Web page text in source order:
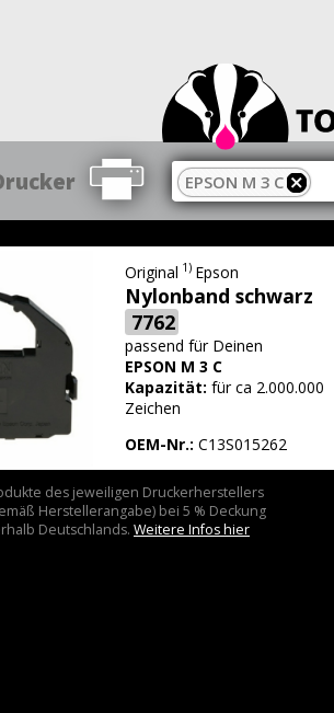
EPSON M 3 C
Original 1) Epson
Nylonband schwarz
7762
passend für Deinen
EPSON M 3 C
Kapazität: für ca 2.000.000
Zeichen
OEM-Nr.: C13S015262
des jeweiligen Druckerherstellers
Herstellerangabe) bei 5 % Deckung
Deutschlands. Weitere Infos hier